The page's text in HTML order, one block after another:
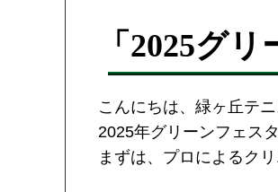
「2025グ
こんにちは、緑ヶ丘テ
2025年グリーンフェス
まずは、プロによるク